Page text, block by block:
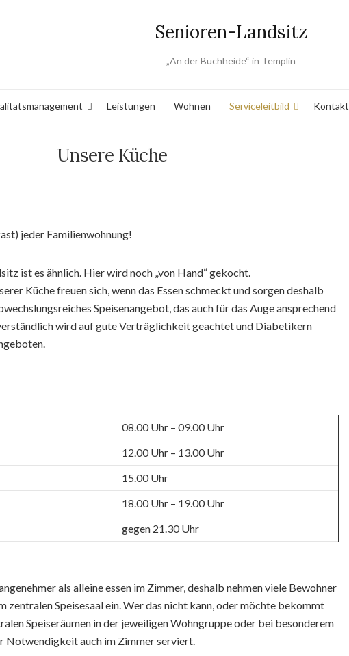
Senioren-Landsitz
„An der Buchheide“ in Templin
Leistungen Wohnen Serviceleitbild Kontakt
Unsere Küche
jeder Familienwohnung!
ist es ähnlich. Hier wird noch „von Hand“ gekocht.
Küche freuen sich, wenn das Essen schmeckt und sorgen deshalb
Speisenangebot, das auch für das Auge ansprechend
wird auf gute Verträglichkeit geachtet und Diabetikern
08.00 Uhr – 09.00 Uhr
12.00 Uhr – 13.00 Uhr
15.00 Uhr
18.00 Uhr – 19.00 Uhr
gegen 21.30 Uhr
als alleine essen im Zimmer, deshalb nehmen viele Bewohner
zentralen Speisesaal ein. Wer das nicht kann, oder möchte bekommt
Speiseräumen in der jeweiligen Wohngruppe oder bei besonderem
Notwendigkeit auch im Zimmer serviert.